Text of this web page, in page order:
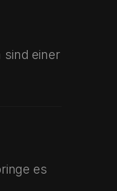
sind einer
es